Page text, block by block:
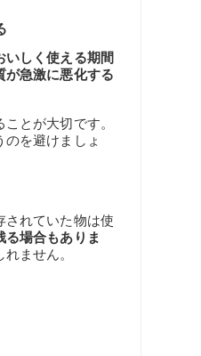
いしく使える期間
が急激に悪化する
とが大切です。
を避けましょ
されていた物は使
場合もありま
ません。